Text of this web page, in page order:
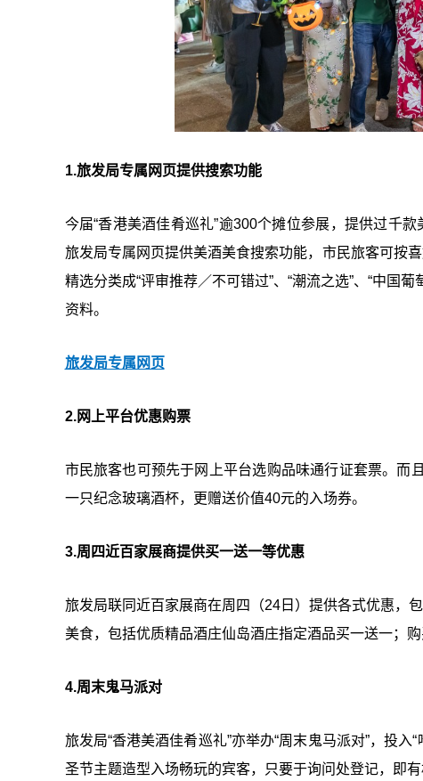
1.旅发局专属网页提供搜索功能
今届“香港美酒佳肴巡礼”逾300个摊位参展，提供过千
旅发局专属网页提供美酒美食搜索功能，市民旅客可按
精选分类成“评审推荐／不可错过”、“潮流之选”、“中国
资料。
旅发局专属网页
2.网上平台优惠购票
市民旅客也可预先于网上平台选购品味通行证套票。而
一只纪念玻璃酒杯，更赠送价值40元的入场券。
3.周四近百家展商提供买一送一等优惠
旅发局联同近百家展商在周四（24日）提供各式优惠，
美食，包括优质精品酒庄仙岛酒庄指定酒品买一送一；
4.周末鬼马派对
旅发局“香港美酒佳肴巡礼”亦举办“周末鬼马派对”，投
圣节主题造型入场畅玩的宾客，只要于询问处登记，即